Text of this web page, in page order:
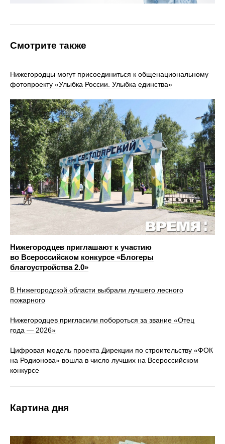
Смотрите также
Нижегородцы могут присоединиться к общенациональному
фотопроекту «Улыбка России. Улыбка единства»
Нижегородцев приглашают к участию
во Всероссийском конкурсе «Блогеры
благоустройства 2.0»
В Нижегородской области выбрали лучшего лесного
пожарного
Нижегородцев пригласили побороться за звание «Отец
года — 2026»
Цифровая модель проекта Дирекции по строительству «ФОК
на Родионова» вошла в число лучших на Всероссийском
конкурсе
Картина дня